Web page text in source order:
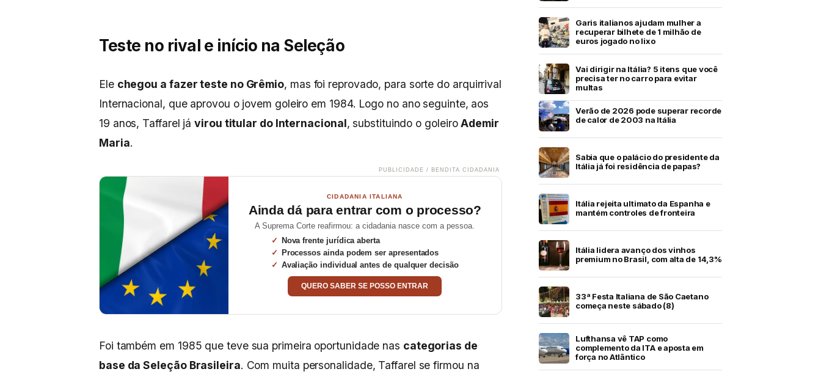
Teste no rival e início na Seleção
Ele chegou a fazer teste no Grêmio, mas foi reprovado, para sorte do arquirrival
Internacional, que aprovou o jovem goleiro em 1984. Logo no ano seguinte, aos
19 anos, Taffarel jávirou titular do Internacional, substituindo o goleiroAdemir
Maria.
PUBLICIDADE / BENDITA CIDADANIA
CIDADANIA ITALIANA
Ainda dá para entrar com o processo?
A Suprema Corte reafirmou: a cidadania nasce com a pessoa.
Nova frente jurídica aberta
Processos ainda podem ser apresentados
Avaliação individual antes de qualquer decisão
QUERO SABER SE POSSO ENTRAR
Foi também em 1985 que teve sua primeira oportunidade nas categorias de
base da Seleção Brasileira. Com muita personalidade, Taffarel se firmou na
Garis italianos ajudam mulher a
recuperar bilhete de 1 milhão de
euros jogado no lixo
Vai dirigir na Itália? 5 itens que você
precisa ter no carro para evitar
multas
Verão de 2026 pode superar recorde
de calor de 2003 na Itália
Sabia que o palácio do presidente da
Itália já foi residência de papas?
Itália rejeita ultimato da Espanha e
mantém controles de fronteira
Itália lidera avanço dos vinhos
premium no Brasil, com alta de 14,3%
33ª Festa Italiana de São Caetano
começa neste sábado (8)
Lufthansa vê TAP como
complemento da ITA e aposta em
força no Atlântico